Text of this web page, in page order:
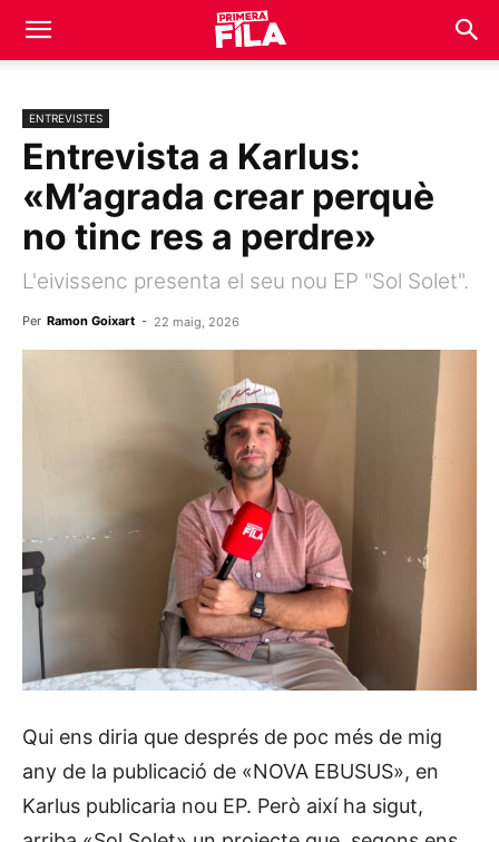
ENTREVISTES
Entrevista a Karlus:
«M’agrada crear perquè
no tinc res a perdre»
L'eivissenc presenta el seu nou EP "Sol Solet".
Per Ramon Goixart - 22 maig, 2026
Qui ens diria que després de poc més de mig
any de la publicació de «NOVA EBUSUS», en
Karlus publicaria nou EP. Però així ha sigut,